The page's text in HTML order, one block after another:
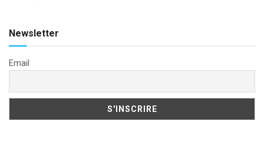
Newsletter
Email